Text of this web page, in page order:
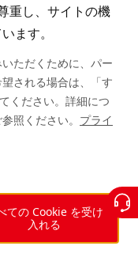
インテグリティ
リティ方針
重し、サイトの機
ます。
ただくために、パー
される場合は、「す
ください。詳細につ
照ください。 プライ
ての Cookie を受け
入れる